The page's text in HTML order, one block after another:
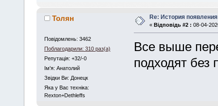
Толян
Повідомлень: 3462
Поблагодарили: 310 раз(а)
Репутація: +32/-0
Iм'я: Анатолий
Звідки Ви: Донецк
Яка у Вас техніка:
Rexton+Dethleffs
Re: История
« Відповідь #2 : 08-04-
Все выше
подходят без